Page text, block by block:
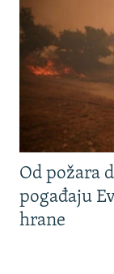
Od požara
pogađaju
hrane